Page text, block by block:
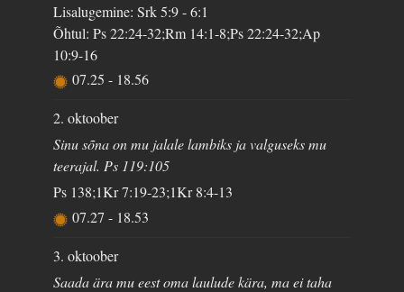
Lisalugemine: Srk 5:9 - 6:1
Õhtul: Ps 22:24-32;Rm 14:1-8;Ps 22:24-32;Ap
10:9-16
07.25- 18.56
2. oktoober
Sinu sõna on mu jalale lambiks ja valguseks mu
teerajal. Ps 119:105
Ps 138;1Kr 7:19-23;1Kr 8:4-13
07.27- 18.53
3. oktoober
Saada ära mu eest oma laulude kära, ma ei taha